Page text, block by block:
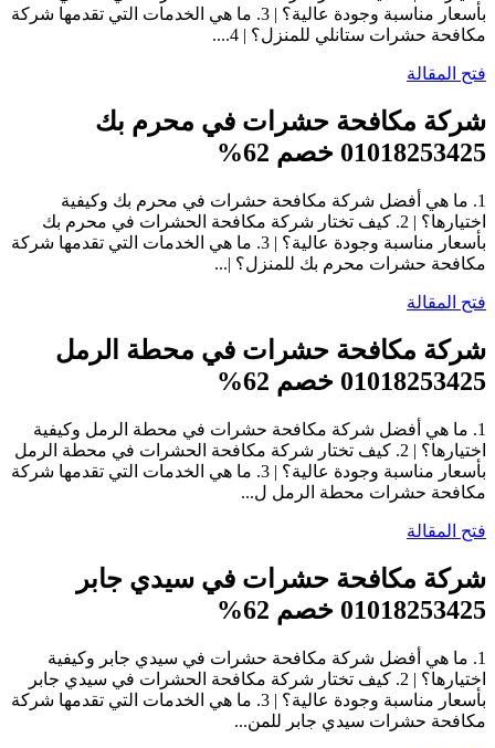
بأسعار مناسبة وجودة عالية؟ | 3. ما هي الخدمات التي تقدمها شركة
مكافحة حشرات ستانلي للمنزل؟ | 4....
فتح المقالة
شركة مكافحة حشرات في محرم بك
01018253425 خصم 62%
1. ما هي أفضل شركة مكافحة حشرات في محرم بك وكيفية
اختيارها؟ | 2. كيف تختار شركة مكافحة الحشرات في محرم بك
بأسعار مناسبة وجودة عالية؟ | 3. ما هي الخدمات التي تقدمها شركة
مكافحة حشرات محرم بك للمنزل؟ |...
فتح المقالة
شركة مكافحة حشرات في محطة الرمل
01018253425 خصم 62%
1. ما هي أفضل شركة مكافحة حشرات في محطة الرمل وكيفية
اختيارها؟ | 2. كيف تختار شركة مكافحة الحشرات في محطة الرمل
بأسعار مناسبة وجودة عالية؟ | 3. ما هي الخدمات التي تقدمها شركة
مكافحة حشرات محطة الرمل ل...
فتح المقالة
شركة مكافحة حشرات في سيدي جابر
01018253425 خصم 62%
1. ما هي أفضل شركة مكافحة حشرات في سيدي جابر وكيفية
اختيارها؟ | 2. كيف تختار شركة مكافحة الحشرات في سيدي جابر
بأسعار مناسبة وجودة عالية؟ | 3. ما هي الخدمات التي تقدمها شركة
مكافحة حشرات سيدي جابر للمن...